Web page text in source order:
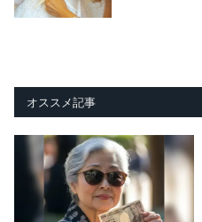
オススメ記事